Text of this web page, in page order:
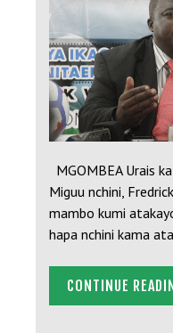
MGOMBEA Urais
Miguu nchini,
mambo kumi
hapa nchini kama
CONTINUE